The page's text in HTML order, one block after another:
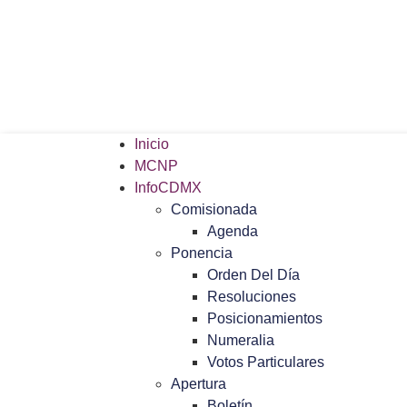
Inicio
MCNP
InfoCDMX
Comisionada
Agenda
Ponencia
Orden Del Día
Resoluciones
Posicionamientos
Numeralia
Votos Particulares
Apertura